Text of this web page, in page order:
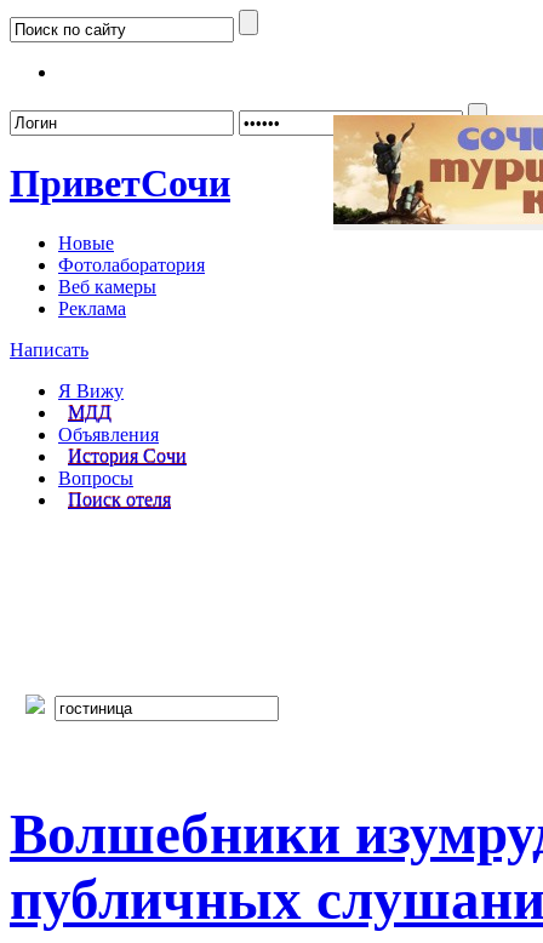
ПриветСочи
Новые
Фотолаборатория
Веб камеры
Реклама
Написать
Я Вижу
МДД
Объявления
История Сочи
Вопросы
Поиск отеля
Волшебники
публичных